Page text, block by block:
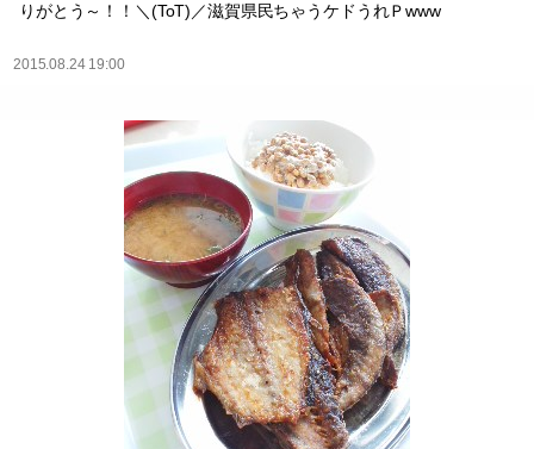
りがとう～！！＼(ToT)／滋賀県民ちゃうケドうれＰwww
2015.08.24 19:00